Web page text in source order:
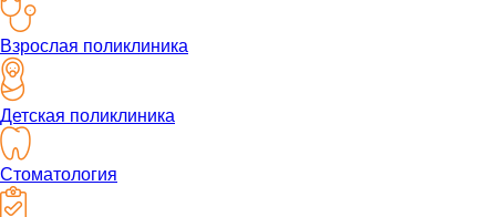
Взрослая поликлиника
Детская поликлиника
Стоматология